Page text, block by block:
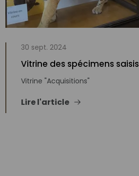
30 sept. 2024
Vitrine des spécimens saisis
Vitrine "Acquisitions"
Lire l'article